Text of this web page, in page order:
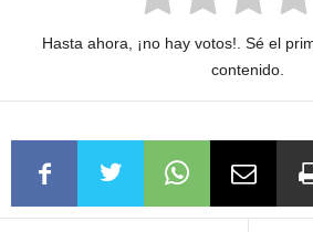
Hasta ahora, ¡no hay votos!. Sé el
contenido.